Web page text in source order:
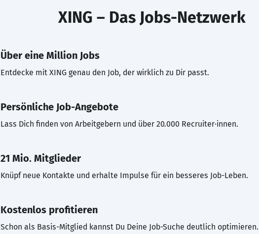
XING – Das Jobs-Netzwerk
Über eine Million Jobs
Entdecke mit XING genau den Job, der wirklich zu Dir passt.
Persönliche Job-Angebote
Lass Dich finden von Arbeitgebern und über 20.000 Recruiter·innen.
21 Mio. Mitglieder
Knüpf neue Kontakte und erhalte Impulse für ein besseres Job-Leben.
Kostenlos profitieren
Schon als Basis-Mitglied kannst Du Deine Job-Suche deutlich optimieren.